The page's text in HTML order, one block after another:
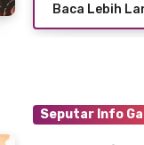
Baca Lebih
Seputar Info